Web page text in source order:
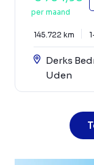
per maand
145.722 km
Derks
Uden